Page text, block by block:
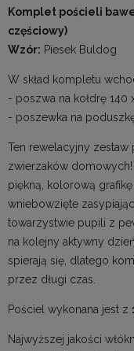
Komplet pościeli
częściowy)
Wzór: Piesek Buldog
W skład kompletu
- poszwa na kołdrę 140
- poszewka na
Ten rewelacyjny zestaw
zwierzaków domowych!
piękną, kolorową
wniebowzięte
towarzystwie pupili z
na kolejny aktywny
spierają się, dlatego
przez długi czas.
Pościel wykonana jest z
Najwyższej jakości